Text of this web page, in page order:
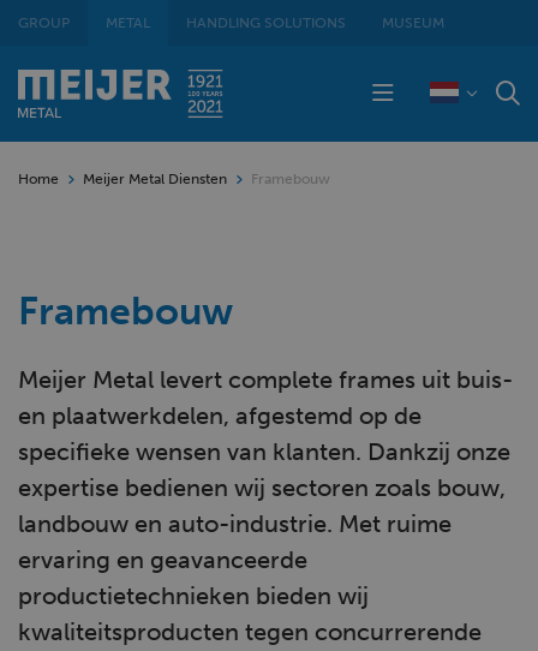
GROUP METAL HANDLING SOLUTIONS MUSEUM
Home Meijer Metal Diensten Framebouw
Framebouw
Meijer Metal levert complete frames uit buis-
en plaatwerkdelen, afgestemd op de
specifieke wensen van klanten. Dankzij onze
expertise bedienen wij sectoren zoals bouw,
landbouw en auto-industrie. Met ruime
ervaring en geavanceerde
productietechnieken bieden wij
kwaliteitsproducten tegen concurrerende